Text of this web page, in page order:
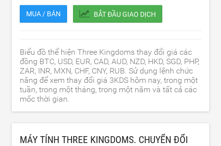
MUA / BÁN BẮT ĐẦU GIAO DỊCH
Biểu đồ thể hiện Three Kingdoms thay đổi giá các
đồng BTC, USD, EUR, CAD, AUD, NZD, HKD, SGD, PHP,
ZAR, INR, MXN, CHF, CNY, RUB. Sử dụng lệnh chức
năng để xem thay đổi giá 3KDS hôm nay, trong một
tuần, trong một tháng, trong một năm và tất cả các
mốc thời gian.
MÁY TÍNH THREE KINGDOMS. CHUYỂN ĐỔI